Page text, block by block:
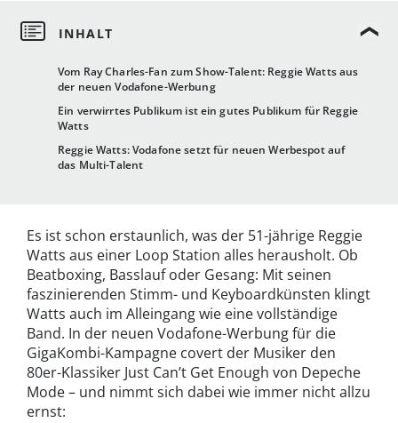
Vom Ray Charles-Fan zum Show-Talent: Reggie Watts aus
der neuen Vodafone-Werbung
Ein verwirrtes Publikum ist ein gutes Publikum für Reggie
Watts
Reggie Watts: Vodafone setzt für neuen Werbespot auf
das Multi-Talent
Es ist schon erstaunlich, was der 51-jährige Reggie
Watts aus einer Loop Station alles herausholt. Ob
Beatboxing, Basslauf oder Gesang: Mit seinen
faszinierenden Stimm- und Keyboardkünsten klingt
Watts auch im Alleingang wie eine vollständige
Band. In der neuen Vodafone-Werbung für die
GigaKombi-Kampagne covert der Musiker den
80er-Klassiker Just Can’t Get Enough von Depeche
Mode – und nimmt sich dabei wie immer nicht allzu
ernst: